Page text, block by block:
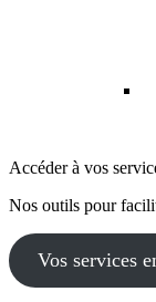
Accéder à vos
Nos outils pour
Vos services